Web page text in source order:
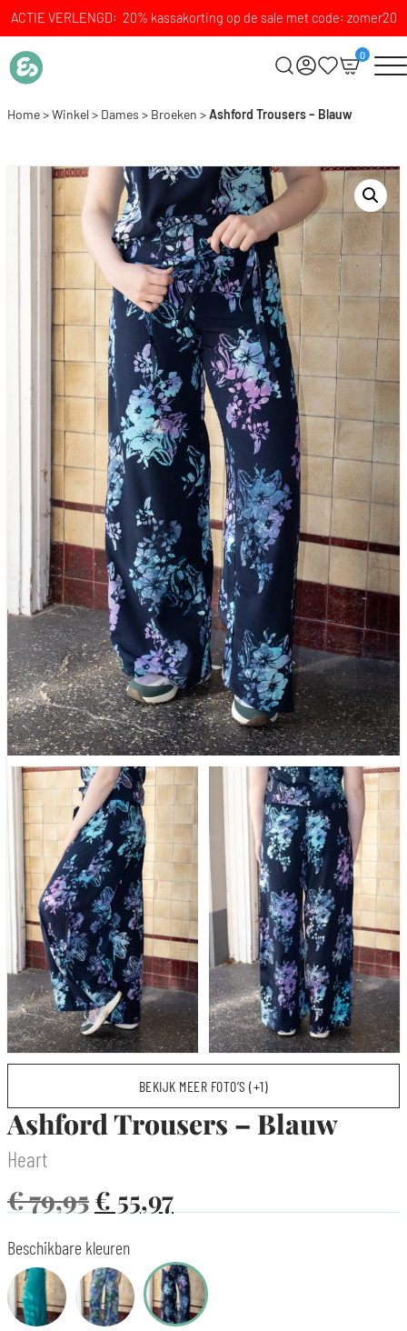
ACTIE VERLENGD: 20% kassakorting op de sale met code: zomer20
0
Home>Winkel> Dames > Broeken >Ashford Trousers – Blauw
BEKIJK MEER FOTO’S (+1)
Ashford Trousers – Blauw
Heart
€79,95€ 55,97
Beschikbare kleuren